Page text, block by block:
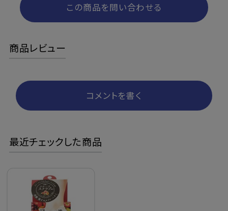
この商品を問い合わせる
商品レビュー
コメントを書く
最近チェックした商品